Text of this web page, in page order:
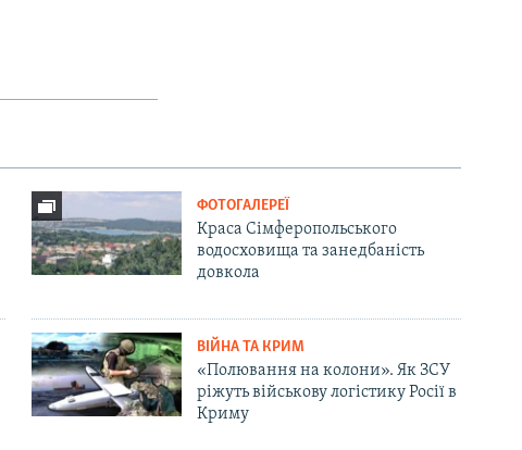
ФОТОГАЛЕРЕЇ
Краса Сімферопольського
водосховища та занедбаність
довкола
ВІЙНА ТА КРИМ
«Полювання на колони». Як ЗСУ
ріжуть військову логістику Росії в
Криму